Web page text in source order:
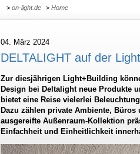
> on-light.de > Home
04. März 2024
DELTALIGHT auf der
Zur diesjährigen Light+Building
Design bei Deltalight neue Produkte
bietet eine Reise vielerlei
Dazu zählen private Ambiente,
ausgereifte Außenraum-Kollektion
Einfachheit und Einheitlichkeit